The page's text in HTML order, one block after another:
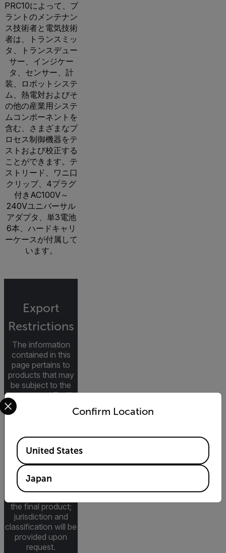
PRC10によって、プ
ラントのメンテナン
ス技術者と電気技術
者は、トランスミッ
タ、トランスデュー
サー、インジケー
タ、センサー、計
装、ロボットシステ
ム、熱電対およびそ
の他の産業用システ
ムコンポーネントを
含む、さまざまなプ
ロセス制御機器をテ
ストおよび校正する
ことができます。テ
ストリード、ワニ口
クリップ、4プラグ
付きAC100V～
240Vユニバーサル
アダプタ、単3電池
6本、ハードキャリ
ーケースが付属して
います。
Export
Restrictions
The information
contained in this
page pertains to
products that may
be subject to the
International Traffic
in Arms Regulations
(ITAR) (22 C.F.R.
or the Export
Administration
Regulations (EAR)
(15 C.F.R. Sections
730-774)
depending upon
the final product;
jurisdiction and
classification will be
provided upon
request.
Confirm Location
Select your preferred country and language from the
Available Locations
United States
Japan